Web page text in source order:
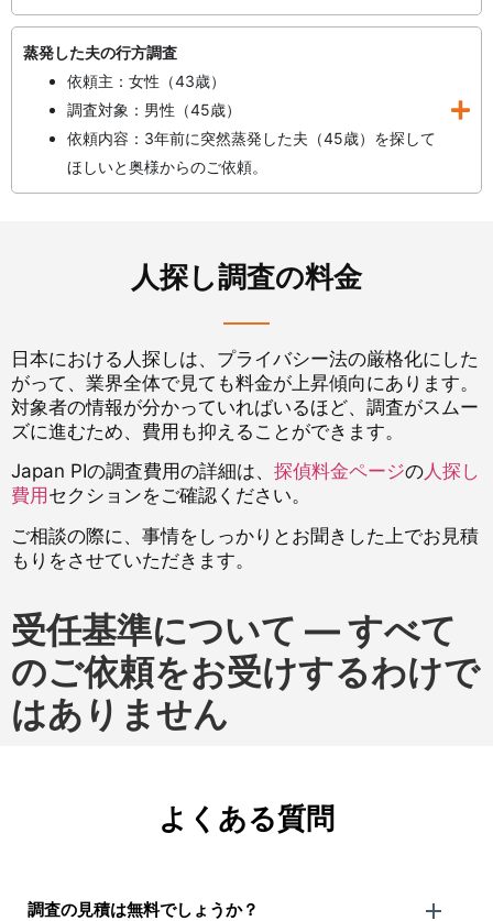
蒸発した夫の行方調査
依頼主：女性（43歳）
調査対象：男性（45歳）
依頼内容：3年前に突然蒸発した夫（45歳）を探して
ほしいと奥様からのご依頼。
人探し調査の料金
日本における人探しは、プライバシー法の厳格化にした
がって、業界全体で見ても料金が上昇傾向にあります。
対象者の情報が分かっていればいるほど、調査がスムー
ズに進むため、費用も抑えることができます。
Japan PIの調査費用の詳細は、 探偵料金ページの人探し
費用 セクションをご確認ください。
ご相談の際に、事情をしっかりとお聞きした上でお見積
もりをさせていただきます。
受任基準について — すべて
のご依頼をお受けするわけで
はありません
よくある質問
調査の見積は無料でしょうか？